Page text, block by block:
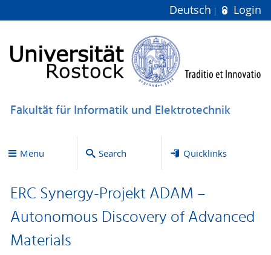
Deutsch Login
Fakultät für Informatik und Elektrotechnik
Menu Search Quicklinks
ERC Synergy-Projekt ADAM –
Autonomous Discovery of Advanced
Materials